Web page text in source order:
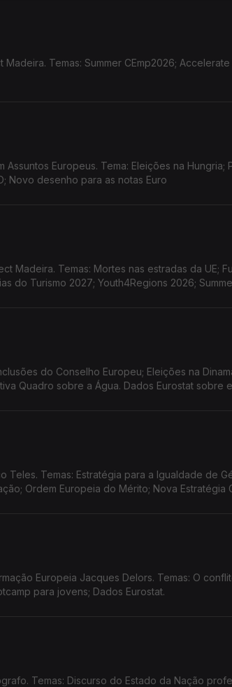
Temas: Summer CEmp2026; Accelerate
Europeus. Tema: Eleições na Hungria;
Novo desenho para as notas Euro
Madeira. Temas: Mortes nas estradas da UE;
do Turismo 2027; Youth4Regions 2026;
do Conselho Europeu; Eleições na
Quadro sobre a Água. Dados Eurostat sobre
Temas: Estratégia para a Igualdade de
Ordem Europeia do Mérito; Nova Estratégia
Europeia Jacques Delors. Temas: O
para jovens; Dados Eurostat.
Temas: Discurso do Estado da Nação